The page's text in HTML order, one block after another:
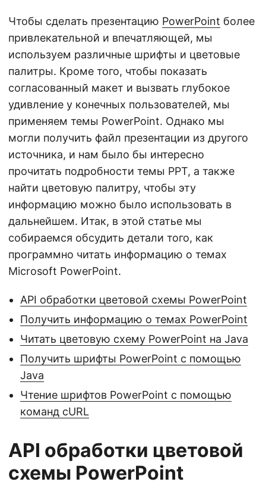
Чтобы сделать презентацию PowerPoint более
привлекательной и впечатляющей, мы
используем различные шрифты и цветовые
палитры. Кроме того, чтобы показать
согласованный макет и вызвать глубокое
удивление у конечных пользователей, мы
применяем темы PowerPoint. Однако мы
могли получить файл презентации из другого
источника, и нам было бы интересно
прочитать подробности темы PPT, а также
найти цветовую палитру, чтобы эту
информацию можно было использовать в
дальнейшем. Итак, в этой статье мы
собираемся обсудить детали того, как
программно читать информацию о темах
Microsoft PowerPoint.
API обработки цветовой схемы PowerPoint
Получить информацию о темах PowerPoint
Читать цветовую схему PowerPoint на Java
Получить шрифты PowerPoint с помощью
Java
Чтение шрифтов PowerPoint с помощью
команд cURL
API обработки цветовой
схемы PowerPoint